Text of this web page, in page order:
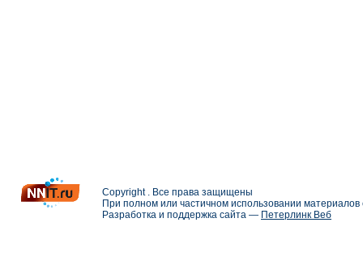
Copyright . Все права защищены
При полном или частичном использовании
Разработка и поддержка сайта — Петерлинк Веб